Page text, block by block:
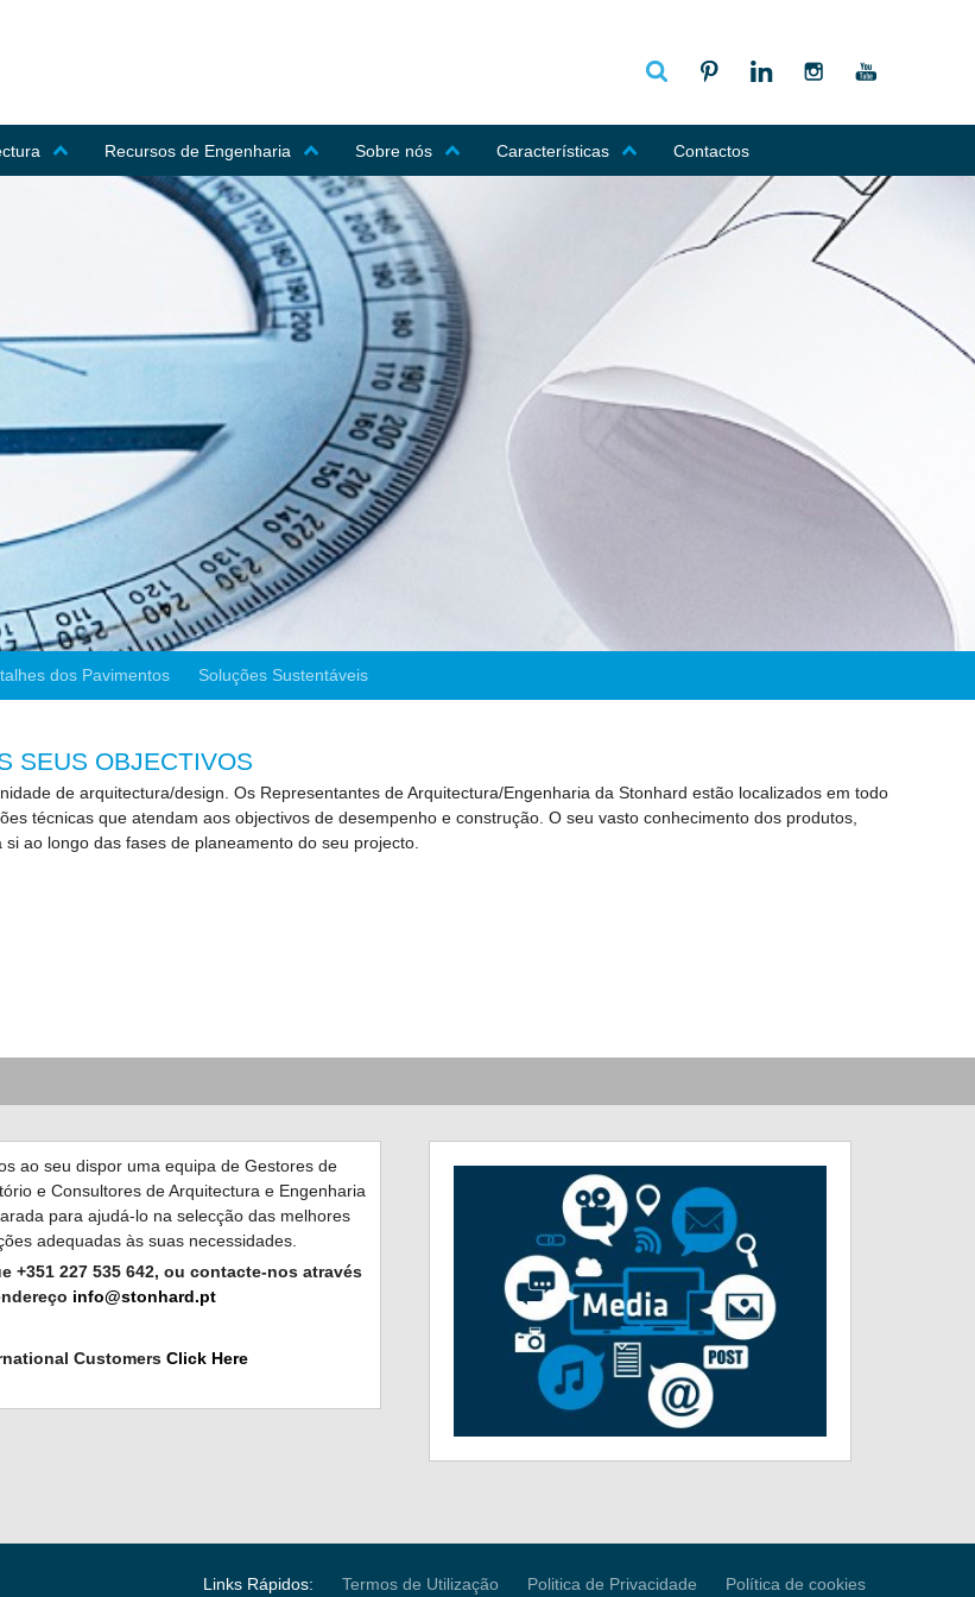
Recursos de Engenharia Sobre nós Características Contactos
dos Pavimentos Soluções Sustentáveis
SEUS OBJECTIVOS
de arquitectura/design. Os Representantes de Arquitectura/Engenharia da Stonhard estão localizados em todo
técnicas que atendam aos objectivos de desempenho e construção. O seu vasto conhecimento dos produtos,
ao longo das fases de planeamento do seu projecto.
ao seu dispor uma equipa de Gestores de
e Consultores de Arquitectura e Engenharia
para ajudá-lo na selecção das melhores
adequadas às suas necessidades.
+351 227 535 642, ou contacte-nos através
info@stonhard.pt
Customers Click Here
Links Rápidos: Termos de Utilização Politica de Privacidade Política de cookies